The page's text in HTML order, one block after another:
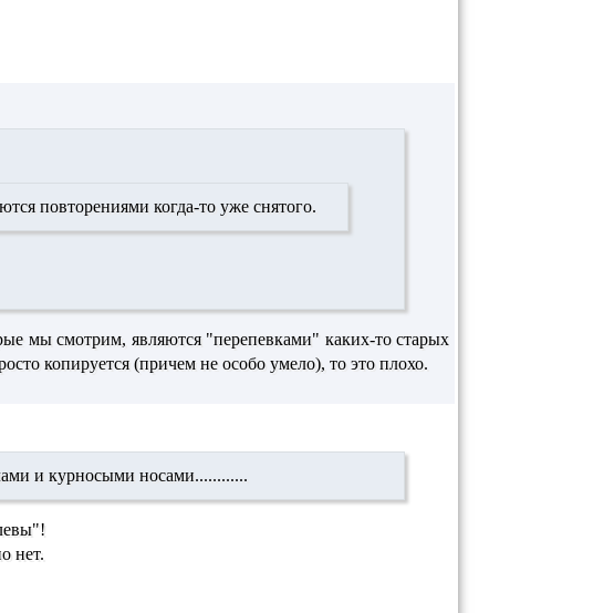
повторениями когда-то уже снятого.
мы смотрим, являются "перепевками" каких-то старых
копируется (причем не особо умело), то это плохо.
и курносыми носами............
нет.